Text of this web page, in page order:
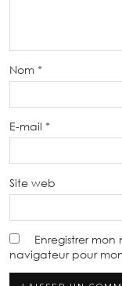
Nom *
E-mail *
Site web
Enregistrer
navigateur pour